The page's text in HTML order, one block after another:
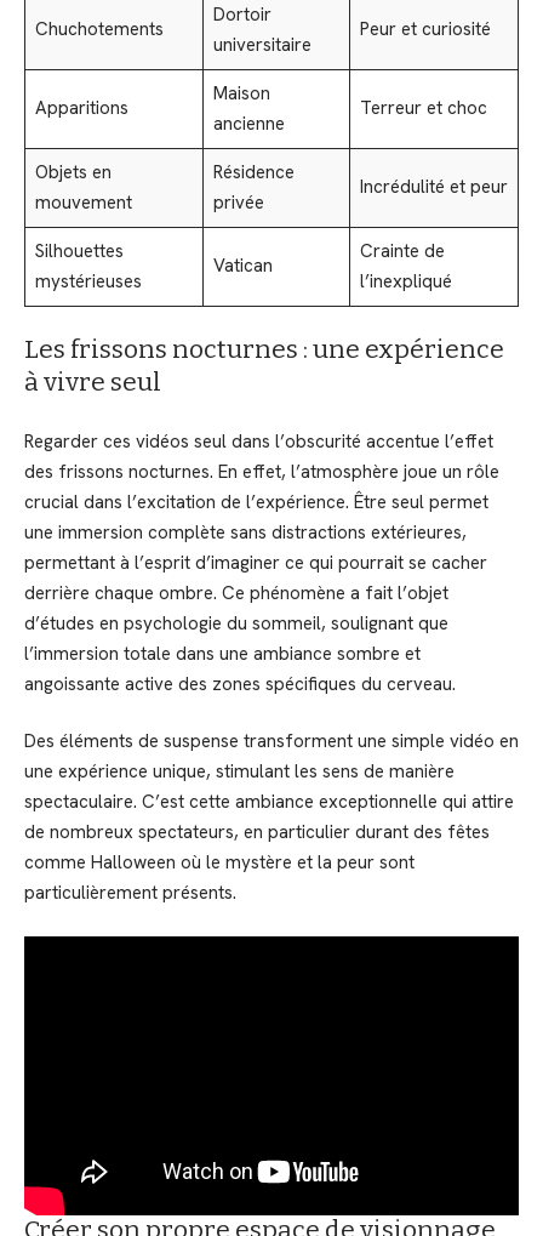
Chuchotements
Dortoir
universitaire
Peur et curiosité
Apparitions
Maison
ancienne
Terreur et choc
Objets en
mouvement
Résidence
privée
Incrédulité et peur
Silhouettes
mystérieuses
Vatican
Crainte de
l’inexpliqué
Les frissons nocturnes : une expérience
à vivre seul
Regarder ces vidéos seul dans l’obscurité accentue l’effet
des frissons nocturnes. En effet, l’atmosphère joue un rôle
crucial dans l’excitation de l’expérience. Être seul permet
une immersion complète sans distractions extérieures,
permettant à l’esprit d’imaginer ce qui pourrait se cacher
derrière chaque ombre. Ce phénomène a fait l’objet
d’études en psychologie du sommeil, soulignant que
l’immersion totale dans une ambiance sombre et
angoissante active des zones spécifiques du cerveau.
Des éléments de suspense transforment une simple vidéo en
une expérience unique, stimulant les sens de manière
spectaculaire. C’est cette ambiance exceptionnelle qui attire
de nombreux spectateurs, en particulier durant des fêtes
comme Halloween où le mystère et la peur sont
particulièrement présents.